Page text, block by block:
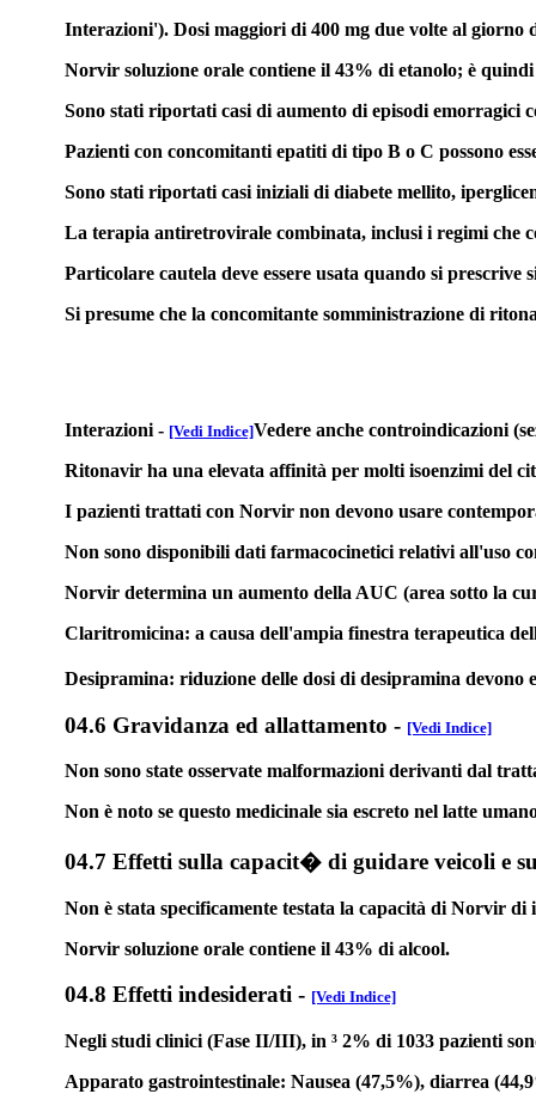
Interazioni'). Dosi maggiori di 400 mg due volte al giorno
Norvir soluzione orale contiene il 43% di etanolo; è
Sono stati riportati casi di aumento di episodi emorragici
Pazienti con concomitanti epatiti di tipo B o C possono
Sono stati riportati casi iniziali di diabete mellito,
La terapia antiretrovirale combinata, inclusi i regimi che
Particolare cautela deve essere usata quando si
Si presume che la concomitante somministrazione di
Interazioni - [Vedi Indice]Vedere anche controindicazioni
Ritonavir ha una elevata affinità per molti isoenzimi del
I pazienti trattati con Norvir non devono usare
Non sono disponibili dati farmacocinetici relativi all'uso
Norvir determina un aumento della AUC (area sotto la
Claritromicina: a causa dell'ampia finestra terapeutica
Desipramina: riduzione delle dosi di desipramina devono
04.6 Gravidanza ed allattamento - [Vedi Indice]
Non sono state osservate malformazioni derivanti dal
Non è noto se questo medicinale sia escreto nel latte
04.7 Effetti sulla capacit� di guidare veicoli e
Non è stata specificamente testata la capacità di Norvir
Norvir soluzione orale contiene il 43% di alcool.
04.8 Effetti indesiderati - [Vedi Indice]
Negli studi clinici (Fase II/III), in ³ 2% di 1033 pazienti
Apparato gastrointestinale: Nausea (47,5%), diarrea